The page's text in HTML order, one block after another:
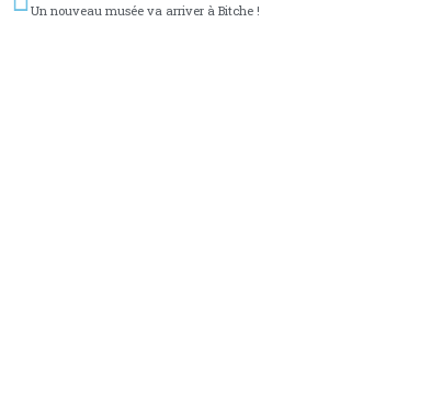
Un nouveau musée va arriver à Bitche !